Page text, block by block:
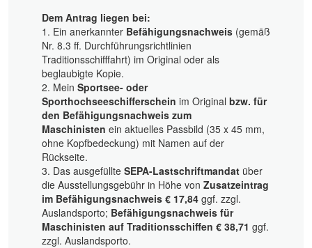
Dem Antrag liegen bei:
1. Ein anerkannter Befähigungsnachweis (gemäß
Nr. 8.3 ff. Durchführungsrichtlinien
Traditionsschifffahrt) im Original oder als
beglaubigte Kopie.
2. Mein Sportsee- oder
Sporthochseeschifferschein im Original bzw. für
den Befähigungsnachweis zum
Maschinisten ein aktuelles Passbild (35 x 45 mm,
ohne Kopfbedeckung) mit Namen auf der
Rückseite.
3. Das ausgefüllte SEPA-Lastschriftmandat über
die Ausstellungsgebühr in Höhe von Zusatzeintrag
im Befähigungsnachweis € 17,84 ggf. zzgl.
Auslandsporto; Befähigungsnachweis für
Maschinisten auf Traditionsschiffen € 38,71 ggf.
zzgl. Auslandsporto.